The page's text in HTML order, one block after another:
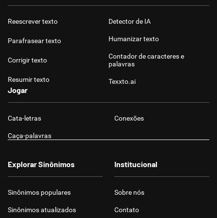
Reescrever texto
Parafrasear texto
Corrigir texto
Resumir texto
Detector de IA
Humanizar texto
Contador de caracteres e
palavras
Texxto.ai
Jogar
Cata-letras Conexões
Caça-palavras
Explorar Sinônimos
Sinônimos populares
Sinônimos atualizados
Institucional
Sobre nós
Contato